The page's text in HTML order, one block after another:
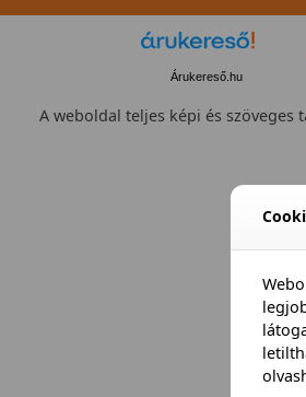
Árukereső.hu
A weboldal teljes képi és